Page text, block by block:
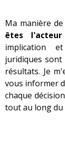
Ma manière
êtes
implication
juridiques
résultats. Je
vous informer
chaque
tout au long du